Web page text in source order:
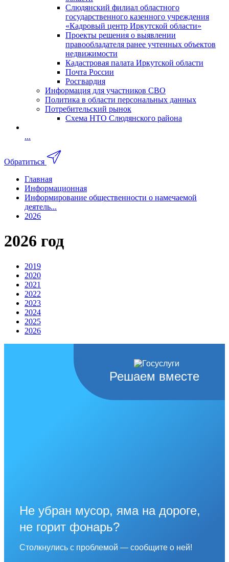
Слюдянский филиал областного
государственного казенного учреждения
«Кадровый центр Иркутской области»
Проекты решения о выявлении
правообладателя ранее учтенных объектов
недвижимости
Кадастровая палата Иркутской области
Почта России
Росгвардия
Информация для участников СВО
Политика в области персональных данных
Потребительский рынок
Схема НТО Слюдянского района
...
Обратиться
Главная
Информационная
Информирование общественности о намечаемой
деятель...
2026
2026 год
2019
2020
2021
2022
2023
2024
2025
2026
Решаем вместе
Не убран мусор, яма на дороге,
не горит фонарь?
Столкнулись с проблемой — сообщите о ней!